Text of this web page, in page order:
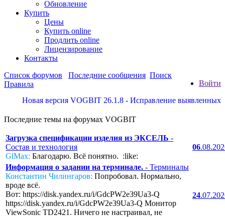
Обновление
Купить
Цены
Купить online
Продлить online
Лицензирование
Контакты
Войти
Список форумов Последние сообщения Поиск
Правила
Новая версия VOGBIT 26.1.8 - Исправление выявленных
Последние темы на форумах VOGBIT
Загрузка спецификации изделия из ЭКСЕЛЬ -
Состав и технология
GlMax: Благодарю. Всё понятно. :like:
06
Информация о задании на терминале. - Терминалы
Константин Чилингаров: Попробовал. Нормально,
вроде всё.
Вот: https://disk.yandex.ru/i/GdcPW2e39Ua3-Q
https://disk.yandex.ru/i/GdcPW2e39Ua3-Q Монитор
ViewSonic TD2421. Ничего не настраивал, не
24